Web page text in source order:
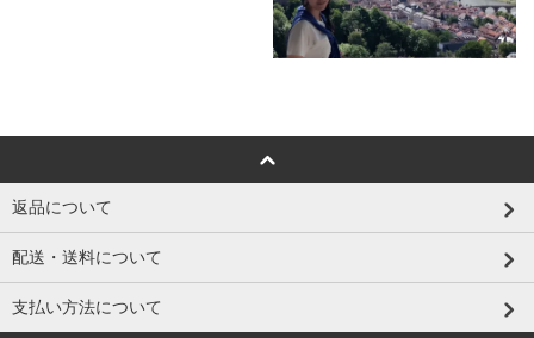
返品について
配送・送料について
支払い方法について